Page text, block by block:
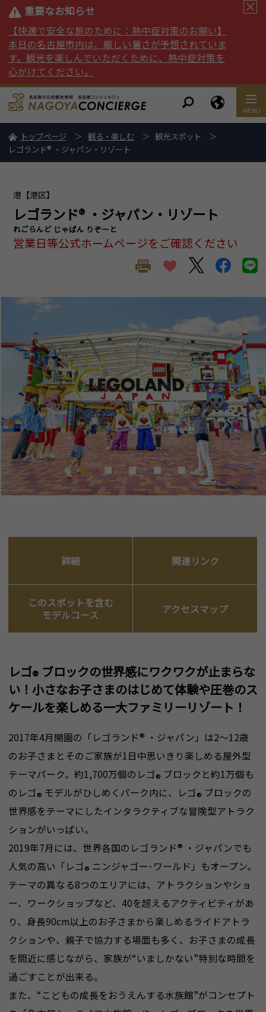
重要なお知らせ
【快適で安全な旅のために：熱中症対策のお願い】
本日の名古屋市内は、厳しい暑さが予想されていま
す。観光を楽しんでいただくために、熱中症対策を
心がけてください。
トップページ 観る・楽しむ
観光スポット
レゴランド® ・ジャパン・リゾート
港【港区】
レゴランド® ・ジャパン・リゾート
れごらんど じゃぱん りぞーと
営業日等公式ホームページをご確認ください
詳細 関連リンク
このスポットを含む
モデルコース
アクセスマップ
レゴ® ブロックの世界感にワクワクが止まらな
い！小さなお子さまのはじめて体験や圧巻のス
ケールを楽しめる一大ファミリーリゾート！
2017年4月開園の「レゴランド® ・ジャパン」は2～12歳
のお子さまとそのご家族が1日中思いきり楽しめる屋外型
テーマパーク。約1,700万個のレゴ® ブロックと約1万個も
のレゴ® モデルがひしめくパーク内に、レゴ® ブロックの
世界感をテーマにしたインタラクティブな冒険型アトラク
ションがいっぱい。
2019年7月には、世界各国のレゴランド® ・ジャパンでも
人気の高い「レゴ® ニンジャゴー･ワールド」もオープン。
テーマの異なる8つのエリアには、アトラクションやショ
ー、ワークショップなど、40を超えるアクティビティがあ
り、身長90cm以上のお子さまから楽しめるライドアトラ
クションや、親子で協力する場面も多く、お子さまの成長
を間近に感じながら、家族が“いましかない”特別な時間を
過ごすことが出来る。
また、“こどもの成長をおうえんする水族館”がコンセプト